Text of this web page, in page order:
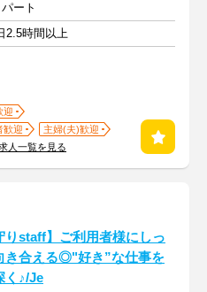
ート
2.5時間以上
迎
歓迎
主婦(夫)歓迎
人一覧を見る
りstaff】ご利用者様にしっ
き合える◎"好き”な仕事を
く♪/Je